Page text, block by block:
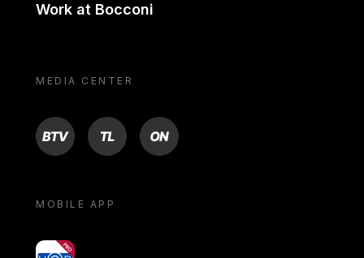
Work at Bocconi
MEDIA CENTER
BTV TL ON
MOBILE APP
yoU@B